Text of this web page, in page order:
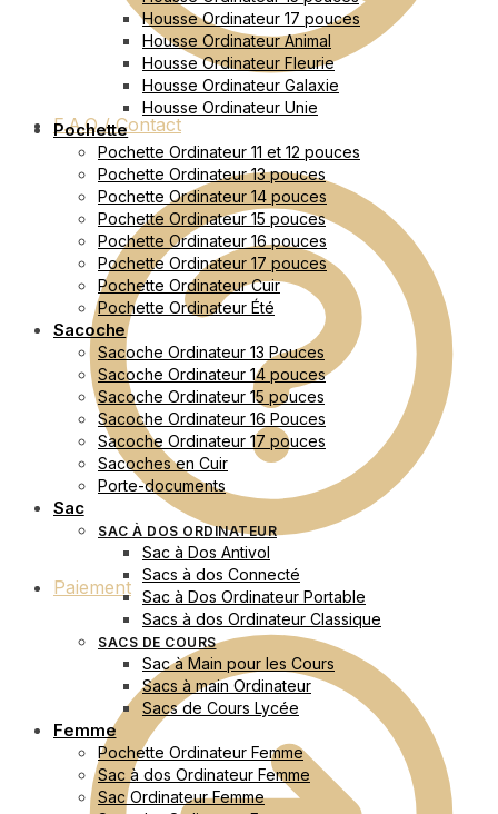
F.A.Q / Contact
Paiement
Housse Ordinateur 17 pouces
Housse Ordinateur Animal
Housse Ordinateur Fleurie
Housse Ordinateur Galaxie
Housse Ordinateur Unie
Pochette
Pochette Ordinateur 11 et 12 pouces
Pochette Ordinateur 13 pouces
Pochette Ordinateur 14 pouces
Pochette Ordinateur 15 pouces
Pochette Ordinateur 16 pouces
Pochette Ordinateur 17 pouces
Pochette Ordinateur Cuir
Pochette Ordinateur Été
Sacoche
Sacoche Ordinateur 13 Pouces
Sacoche Ordinateur 14 pouces
Sacoche Ordinateur 15 pouces
Sacoche Ordinateur 16 Pouces
Sacoche Ordinateur 17 pouces
Sacoches en Cuir
Porte-documents
Sac
SAC À DOS ORDINATEUR
Sac à Dos Antivol
Sacs à dos Connecté
Sac à Dos Ordinateur Portable
Sacs à dos Ordinateur Classique
SACS DE COURS
Sac à Main pour les Cours
Sacs à main Ordinateur
Sacs de Cours Lycée
Femme
Pochette Ordinateur Femme
Sac à dos Ordinateur Femme
Sac Ordinateur Femme